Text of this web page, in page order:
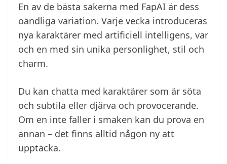
En av de bästa sakerna med FapAI är dess
oändliga variation. Varje vecka introduceras
nya karaktärer med artificiell intelligens, var
och en med sin unika personlighet, stil och
charm.
Du kan chatta med karaktärer som är söta
och subtila eller djärva och provocerande.
Om en inte faller i smaken kan du prova en
annan – det finns alltid någon ny att
upptäcka.